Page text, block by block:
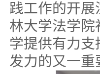
践工作的开
林大学法学
学提供有力
发力的又一重